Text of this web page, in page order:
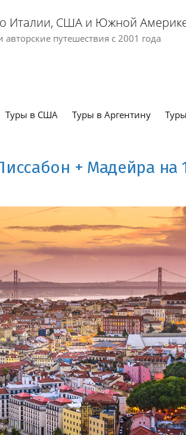
Италии, США и Южной
путешествия с 2001 года
Туры в США Туры в Аргентину
+ Мадейра на